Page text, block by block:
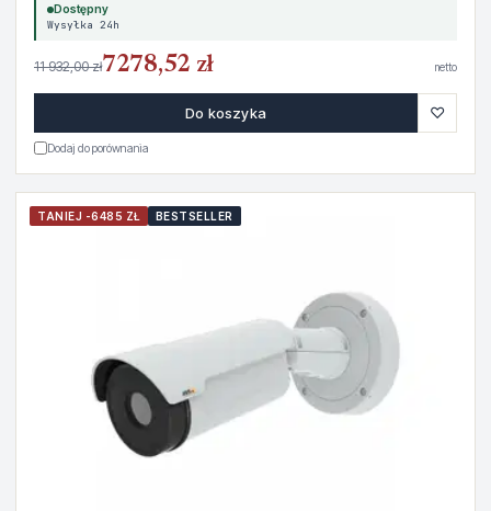
Dostępny
Wysyłka 24h
11 932,00 zł7278,52 zł netto
Do koszyka ♡
Dodaj do porównania
TANIEJ -6485 ZŁ BESTSELLER